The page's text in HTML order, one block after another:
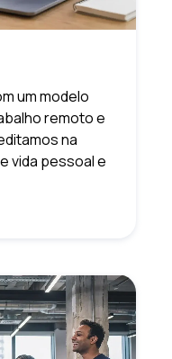
um modelo
remoto e
na
vida pessoal e